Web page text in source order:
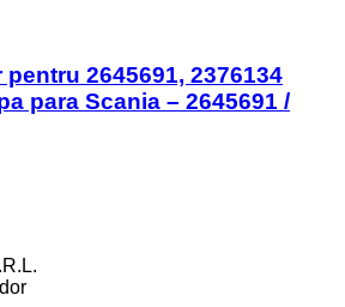
2645691, 2376134
para Scania – 2645691 /